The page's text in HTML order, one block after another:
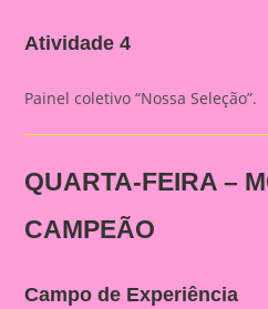
Atividade 4
Painel coletivo “Nossa Seleção”.
QUARTA-FEIRA –
CAMPEÃO
Campo de Experiência